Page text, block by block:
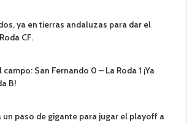
ya en tierras andaluzas para dar el
CF.
San Fernando 0 – La Roda 1 ¡Ya
B!
un paso de gigante para jugar el playoff a